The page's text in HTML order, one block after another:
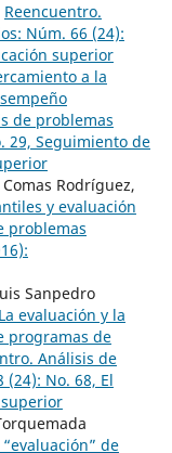
Reencuentro.
Núm. 66 (24):
superior
a la
de problemas
29, Seguimiento de
Rodríguez,
y evaluación
problemas
Sanpedro
evaluación y la
programas de
Análisis de
No. 68, El
de